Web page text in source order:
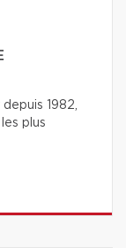
1982,
plus